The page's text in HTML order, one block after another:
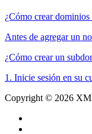
¿Cómo crear dominios
Antes de agregar un
¿Cómo crear un
1. Inicie sesión en su
Copyright © 2026